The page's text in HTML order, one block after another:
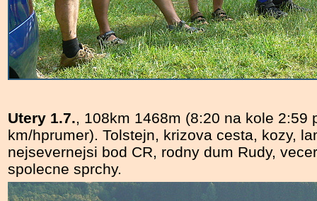
Utery 1.7., 108km 1468m (8:20 na kole 2:59
km/hprumer). Tolstejn, krizova cesta, kozy,
nejsevernejsi bod CR, rodny dum Rudy,
spolecne sprchy.